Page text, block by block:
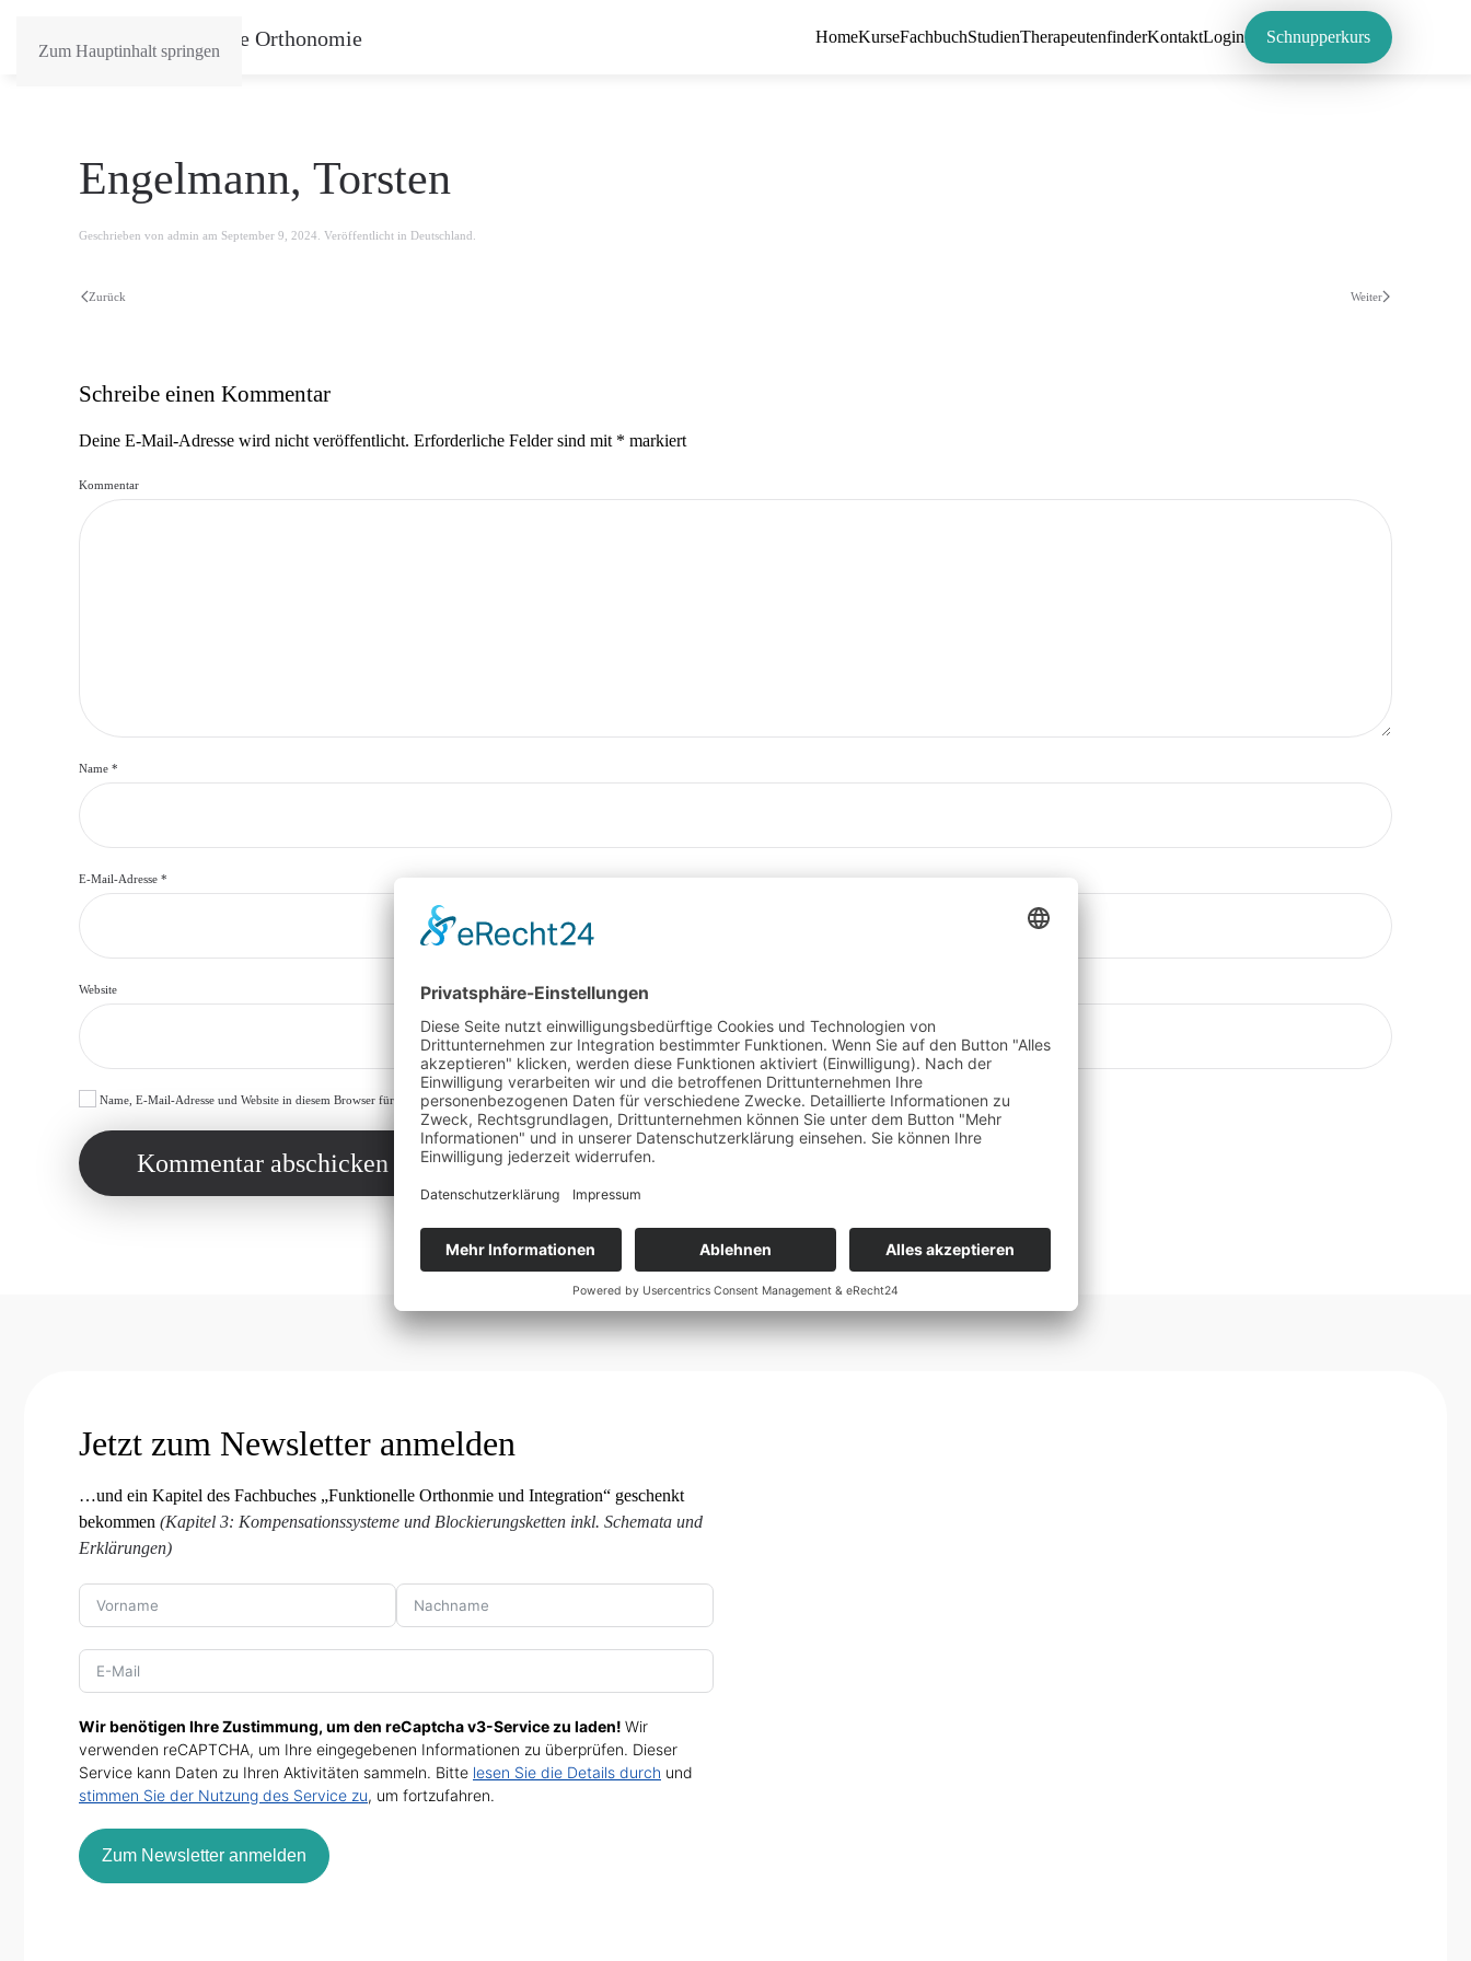
Zum Hauptinhalt springen
HomeKurseFachbuchStudienTherapeutenfinderKontaktLogin Schnupperkurs
Engelmann, Torsten
Geschrieben von admin am September 9, 2024 . Veröffentlicht in Deutschland
Zurück Weiter
Schreibe einen Kommentar
Deine E-Mail-Adresse wird nicht veröffentlicht. Erforderliche Felder sind mit * markiert
Kommentar
Name *
E-Mail-Adresse *
Website
Name, E-Mail-Adresse und Website in diesem Browser für meinen nächsten Kommentar speichern.
Kommentar abschicken
Jetzt zum Newsletter anmelden
…und ein Kapitel des Fachbuches „Funktionelle Orthonmie und Integration“ geschenkt
bekommen (Kapitel 3: Kompensationssysteme und Blockierungsketten inkl. Schemata und
Erklärungen)
Wir benötigen Ihre Zustimmung, um den reCaptcha v3-Service zu laden! Wir
verwenden reCAPTCHA, um Ihre eingegebenen Informationen zu überprüfen. Dieser
Service kann Daten zu Ihren Aktivitäten sammeln. Bitte lesen Sie die Details durch und
stimmen Sie der Nutzung des Service zu, um fortzufahren.
Zum Newsletter anmelden